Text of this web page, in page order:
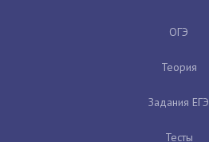
ОГЭ
Теория
Задания ЕГЭ
Тесты